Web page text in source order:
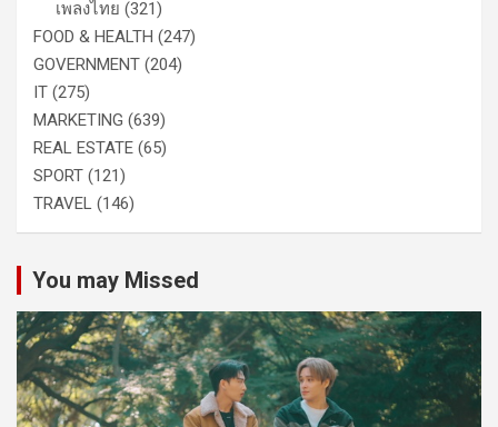
เพลงไทย (321)
FOOD & HEALTH (247)
GOVERNMENT (204)
IT (275)
MARKETING (639)
REAL ESTATE (65)
SPORT (121)
TRAVEL (146)
You may Missed